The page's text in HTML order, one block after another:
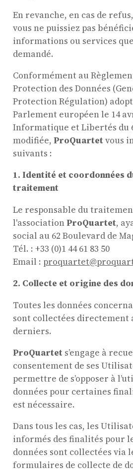
En revanche, en cas de
vous ne puissiez pas
informations ou services
demandé.
Conformément au
Protection des Données
Protection Régulation)
Parlement européen le 14
Informatique et Libertés du
modifiée,ProQuartetvous
suivants :
1. Identité et coordonnées
traitement
Le responsable du
l'associationProQuartet,
social au 62 Boulevard de
Tél. : +33 (0)1 44 61 83 50
Email :
2. Collecte et origine des
Toutes les données
sont collectées directement
derniers.
ProQuartet s’engage à
consentement de ses
permettre de s’opposer à
données pour certaines
est nécessaire.
Dans tous les cas, les
informés des finalités pour
données sont collectées via
formulaires de collecte de